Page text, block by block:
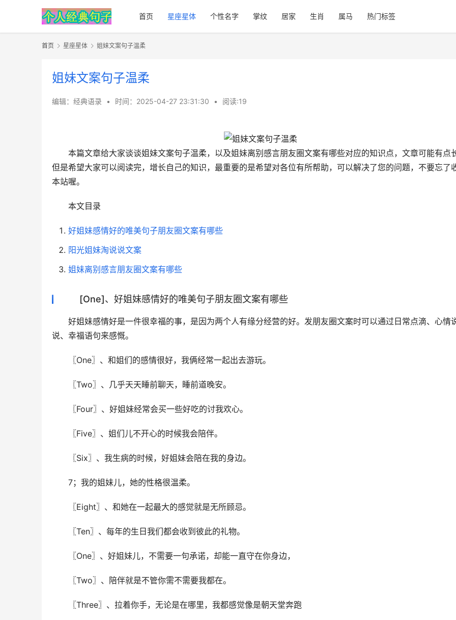
首页 星座星体 个性名字 掌纹 居家 生肖 属马 热门标签
首页 星座星体 姐妹文案句子温柔
姐妹文案句子温柔
编辑：经典语录 • 时间：2025-04-27 23:31:30 • 阅读:19
本篇文章给大家谈谈姐妹文案句子温柔，以及姐妹离别感言朋友圈文案有哪些对应的知识点，文章可能有点
但是希望大家可以阅读完，增长自己的知识，最重要的是希望对各位有所帮助，可以解决了您的问题，不要忘了
本站喔。
本文目录
好姐妹感情好的唯美句子朋友圈文案有哪些
阳光姐妹淘说说文案
姐妹离别感言朋友圈文案有哪些
[One]、好姐妹感情好的唯美句子朋友圈文案有哪些
好姐妹感情好是一件很幸福的事，是因为两个人有缘分经营的好。发朋友圈文案时可以通过日常点滴、心情
说、幸福语句来感慨。
〖One〗、和姐们的感情很好，我俩经常一起出去游玩。
〖Two〗、几乎天天睡前聊天，睡前道晚安。
〖Four〗、好姐妹经常会买一些好吃的讨我欢心。
〖Five〗、姐们儿不开心的时候我会陪伴。
〖Six〗、我生病的时候，好姐妹会陪在我的身边。
7；我的姐妹儿，她的性格很温柔。
〖Eight〗、和她在一起最大的感觉就是无所顾忌。
〖Ten〗、每年的生日我们都会收到彼此的礼物。
〖One〗、好姐妹儿，不需要⼀句承诺，却能⼀直守在你⾝边，
〖Two〗、陪伴就是不管你需不需要我都在。
〖Three〗、拉着你⼿，⽆论是在哪⾥，我都感觉像是朝天堂奔跑